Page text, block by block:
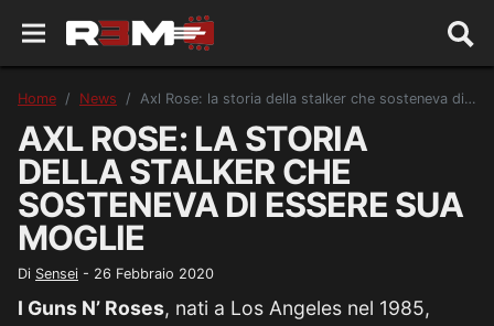
Home News Axl Rose: la storia della stalker che sosteneva di essere sua moglie
AXL ROSE: LA STORIA
DELLA STALKER CHE
SOSTENEVA DI ESSERE SUA
MOGLIE
Di Sensei - 26 Febbraio 2020
I Guns N’ Roses, nati a Los Angeles nel 1985,